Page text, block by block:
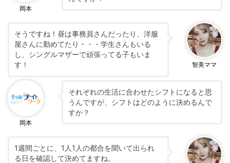
岡本
智美ママ
そうですね！昼は事務員さんだったり、洋服
屋さんに勤めてたり・・・学生さんもいる
し、シングルマザーで頑張ってる子もいま
す！
岡本
それぞれの生活に合わせたシフトになると思
うんですが、シフトはどのように決めるんで
すか？
1週間ごとに、1人1人の都合を聞いて出られ
る日を確認して決めてますね。